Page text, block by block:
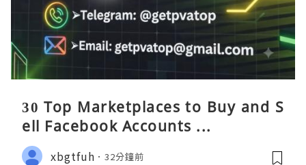
30 Top Marketplaces to Buy and S
ell Facebook Accounts ...
xbgtfuh 32分鐘前